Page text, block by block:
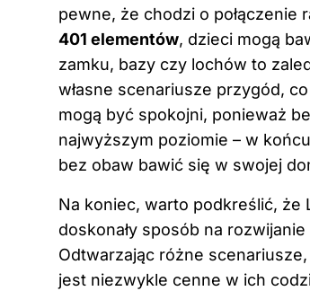
pewne, że chodzi o połączenie
401 elementów, dzieci mogą
zamku, bazy czy lochów to
własne scenariusze przygód,
mogą być spokojni, ponieważ
najwyższym poziomie – w
bez obaw bawić się w swojej
Na koniec, warto podkreślić, że
doskonały sposób na
Odtwarzając różne
jest niezwykle cenne w ich